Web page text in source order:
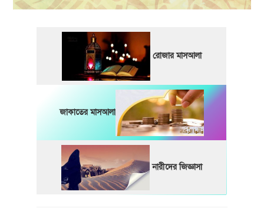
রোজার মাসআলা
জাকাতের মাসআলা
নারীদের জিজ্ঞাসা